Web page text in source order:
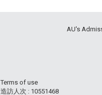
AU's
Terms of use
造訪人次 : 10551468